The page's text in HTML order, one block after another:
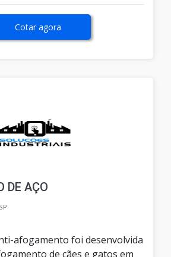
Cotar agora
DE AÇO
afogamento foi desenvolvida
de cães e gatos em